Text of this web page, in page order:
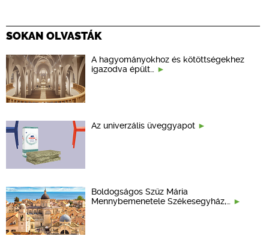
SOKAN OLVASTÁK
A hagyományokhoz és kötöttségekhez
igazodva épült…
Az univerzális üveggyapot
Boldogságos Szűz Mária
Mennybemenetele Székesegyház,…